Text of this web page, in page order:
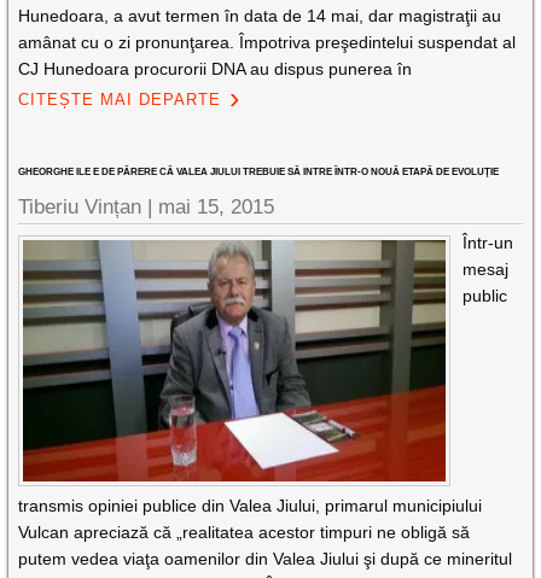
Hunedoara, a avut termen în data de 14 mai, dar magistraţii au
amânat cu o zi pronunţarea. Împotriva preşedintelui suspendat al
CJ Hunedoara procurorii DNA au dispus punerea în
CITEȘTE MAI DEPARTE
GHEORGHE ILE E DE PĂRERE CĂ VALEA JIULUI TREBUIE SĂ INTRE ÎNTR-O NOUĂ ETAPĂ DE EVOLUŢIE
Tiberiu Vințan | mai 15, 2015
Într-un
mesaj
public
transmis opiniei publice din Valea Jiului, primarul municipiului
Vulcan apreciază că „realitatea acestor timpuri ne obligă să
putem vedea viaţa oamenilor din Valea Jiului şi după ce mineritul